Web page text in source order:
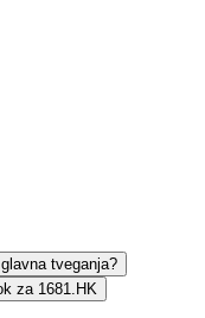
tveganja?
za 1681.HK